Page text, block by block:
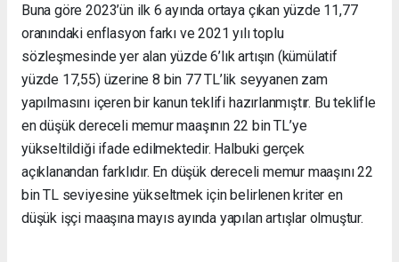
Buna göre 2023’ün ilk 6 ayında ortaya çıkan yüzde 11,77
oranındaki enflasyon farkı ve 2021 yılı toplu
sözleşmesinde yer alan yüzde 6’lık artışın (kümülatif
yüzde 17,55) üzerine 8 bin 77 TL’lik seyyanen zam
yapılmasını içeren bir kanun teklifi hazırlanmıştır. Bu teklifle
en düşük dereceli memur maaşının 22 bin TL’ye
yükseltildiği ifade edilmektedir. Halbuki gerçek
açıklanandan farklıdır. En düşük dereceli memur maaşını 22
bin TL seviyesine yükseltmek için belirlenen kriter en
düşük işçi maaşına mayıs ayında yapılan artışlar olmuştur.